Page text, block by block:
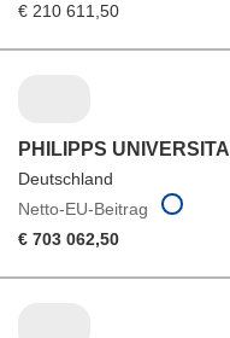
€ 210 611,50
PHILIPPS
Deutschland
Netto-EU-Beitrag
€ 703 062,50